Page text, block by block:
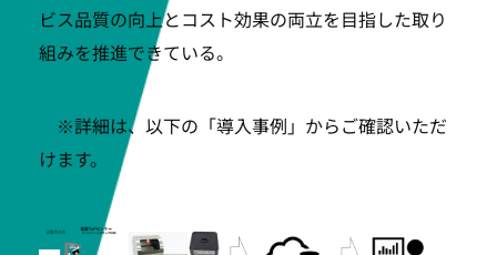
ビス品質の向上とコスト効果の両立を目指した取り
組みを推進できている。
※詳細は、以下の「導入事例」からご確認いただ
けます。